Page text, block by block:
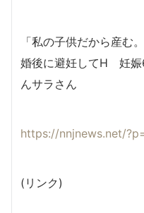
「私の子供だから産
婚後に避妊してH 妊娠
んサラさん
https://nnjnews.net/
(リンク)